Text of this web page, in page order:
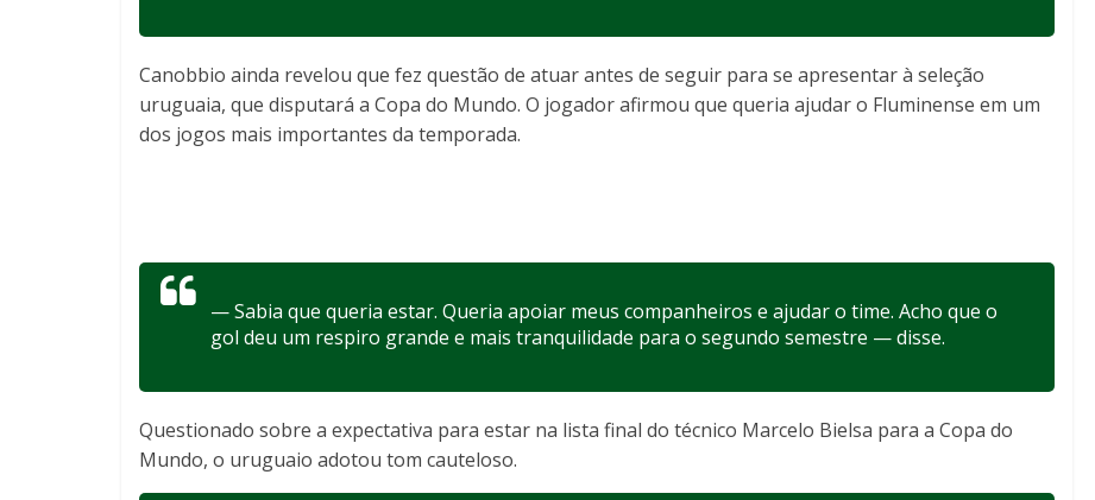
Canobbio ainda revelou que fez questão de atuar antes de seguir para se apresentar à seleção
uruguaia, que disputará a Copa do Mundo. O jogador afirmou que queria ajudar o Fluminense em um
dos jogos mais importantes da temporada.
— Sabia que queria estar. Queria apoiar meus companheiros e ajudar o time. Acho que o
gol deu um respiro grande e mais tranquilidade para o segundo semestre — disse.
Questionado sobre a expectativa para estar na lista final do técnico Marcelo Bielsa para a Copa do
Mundo, o uruguaio adotou tom cauteloso.